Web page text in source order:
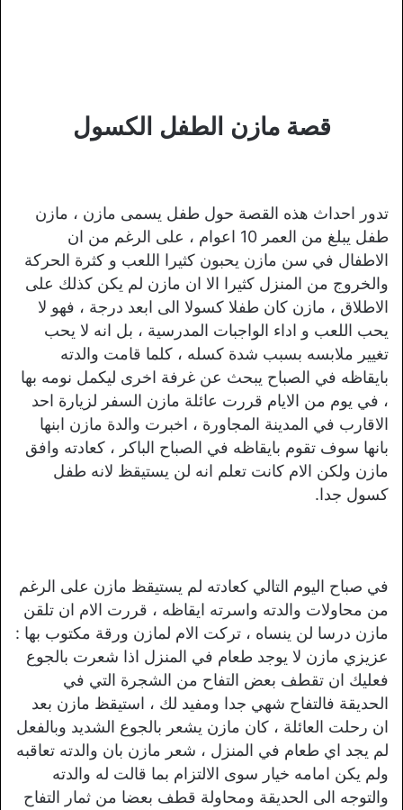
قصة مازن الطفل الكسول
تدور احداث هذه القصة حول طفل يسمى مازن ، مازن
طفل يبلغ من العمر 10 اعوام ، على الرغم من ان
الاطفال في سن مازن يحبون كثيرا اللعب و كثرة الحركة
والخروج من المنزل كثيرا الا ان مازن لم يكن كذلك على
الاطلاق ، مازن كان طفلا كسولا الى ابعد درجة ، فهو لا
يحب اللعب و اداء الواجبات المدرسية ، بل انه لا يحب
تغيير ملابسه بسبب شدة كسله ، كلما قامت والدته
بايقاظه في الصباح يبحث عن غرفة اخرى ليكمل نومه بها
، في يوم من الايام قررت عائلة مازن السفر لزيارة احد
الاقارب في المدينة المجاورة ، اخبرت والدة مازن ابنها
بانها سوف تقوم بايقاظه في الصباح الباكر ، كعادته وافق
مازن ولكن الام كانت تعلم انه لن يستيقظ لانه طفل
كسول جدا.
في صباح اليوم التالي كعادته لم يستيقظ مازن على الرغم
من محاولات والدته واسرته ايقاظه ، قررت الام ان تلقن
مازن درسا لن ينساه ، تركت الام لمازن ورقة مكتوب بها :
عزيزي مازن لا يوجد طعام في المنزل اذا شعرت بالجوع
فعليك ان تقطف بعض التفاح من الشجرة التي في
الحديقة فالتفاح شهي جدا ومفيد لك ، استيقظ مازن بعد
ان رحلت العائلة ، كان مازن يشعر بالجوع الشديد وبالفعل
لم يجد اي طعام في المنزل ، شعر مازن بان والدته تعاقبه
ولم يكن امامه خيار سوى الالتزام بما قالت له والدته
والتوجه الى الحديقة ومحاولة قطف بعضا من ثمار التفاح